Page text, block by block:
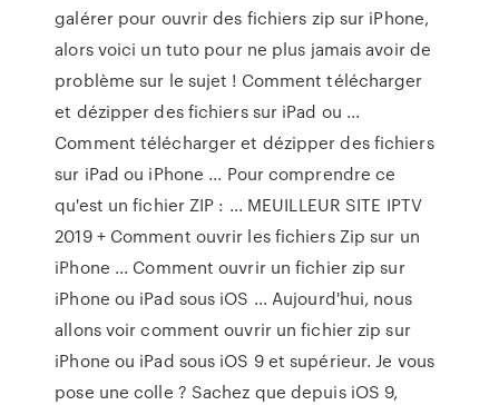
galérer pour ouvrir des fichiers zip sur iPhone,
alors voici un tuto pour ne plus jamais avoir de
problème sur le sujet ! Comment télécharger
et dézipper des fichiers sur iPad ou ...
Comment télécharger et dézipper des fichiers
sur iPad ou iPhone ... Pour comprendre ce
qu'est un fichier ZIP : ... MEUILLEUR SITE IPTV
2019 + Comment ouvrir les fichiers Zip sur un
iPhone ... Comment ouvrir un fichier zip sur
iPhone ou iPad sous iOS ... Aujourd'hui, nous
allons voir comment ouvrir un fichier zip sur
iPhone ou iPad sous iOS 9 et supérieur. Je vous
pose une colle ? Sachez que depuis iOS 9,